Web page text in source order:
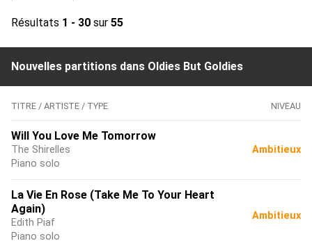
Résultats 1 - 30 sur 55
Nouvelles partitions dans Oldies But Goldies
TITRE / ARTISTE / TYPE NIVEAU
Will You Love Me Tomorrow
The Shirelles
Piano solo
Ambitieux
La Vie En Rose (Take Me To Your Heart
Again)
Edith Piaf
Piano solo
Ambitieux